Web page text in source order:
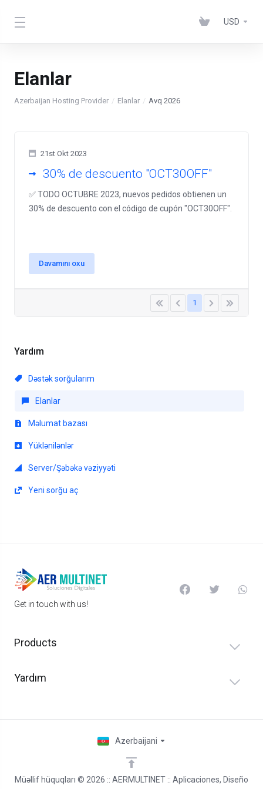
USD
Elanlar
Azerbaijan Hosting Provider Elanlar Avq 2026
Yardım
Dəstək sorğularım
Elanlar
Məlumat bazası
Yüklənilənlər
Server/Şəbəkə vəziyyəti
Yeni sorğu aç
21st Okt 2023
30% de descuento "OCT30OFF"
✅ TODO OCTUBRE 2023, nuevos pedidos obtienen un
30% de descuento con el código de cupón "OCT30OFF".
Davamını oxu
1
Get in touch with us!
Products
Yardım
Müəllif hüquqları © 2026 :: AERMULTINET :: Aplicaciones, Diseño
Azerbaijani